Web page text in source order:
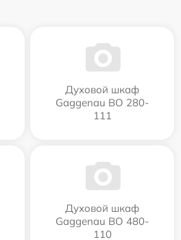
Духовой шкаф
Gaggenau BO 280-
111
Духовой шкаф
Gaggenau BO 480-
110